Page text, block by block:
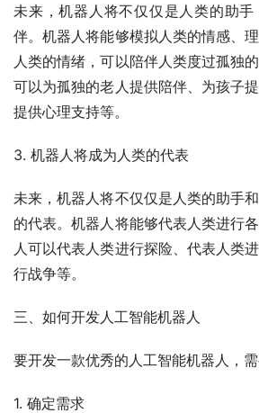
未来，机器人将不仅仅是人类的助
伴。机器人将能够模拟人类的情感、
人类的情绪，可以陪伴人类度过孤独
可以为孤独的老人提供陪伴、为孩子
提供心理支持等。
3. 机器人将成为人类的代表
未来，机器人将不仅仅是人类的助手
的代表。机器人将能够代表人类进行
人可以代表人类进行探险、代表人类
行战争等。
三、如何开发人工智能机器人
要开发一款优秀的人工智能机器人，
1. 确定需求